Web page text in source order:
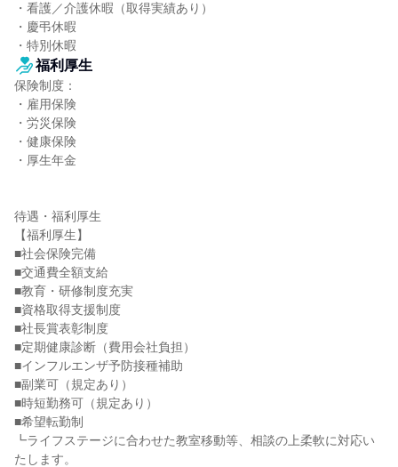
・看護／介護休暇（取得実績あり）
・慶弔休暇
・特別休暇
福利厚生
保険制度：
・雇用保険
・労災保険
・健康保険
・厚生年金
待遇・福利厚生
【福利厚生】
■社会保険完備
■交通費全額支給
■教育・研修制度充実
■資格取得支援制度
■社長賞表彰制度
■定期健康診断（費用会社負担）
■インフルエンザ予防接種補助
■副業可（規定あり）
■時短勤務可（規定あり）
■希望転勤制
┗ライフステージに合わせた教室移動等、相談の上柔軟に対応い
たします。